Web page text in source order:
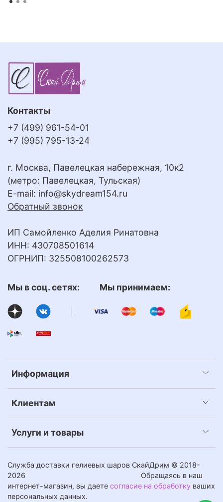
Информация
Клиентам
Услуги и товары
Контакты
+7 (499) 961-54-01
+7 (995) 795-13-24
г. Москва, Павелецкая набережная, 10к2
(метро: Павелецкая, Тульская)
E-mail: info@skydream154.ru
Обратный звонок
ИП Самойленко Аделия Ринатовна
ИНН: 430708501614
ОГРНИП: 325508100262573
Мы в соц. сетях: Мы принимаем:
Служба доставки гелиевых шаров СкайДрим © 2018-
2026 Обращаясь в наш
интернет-магазин, вы даете согласие на обработку ваших
персональных данных.